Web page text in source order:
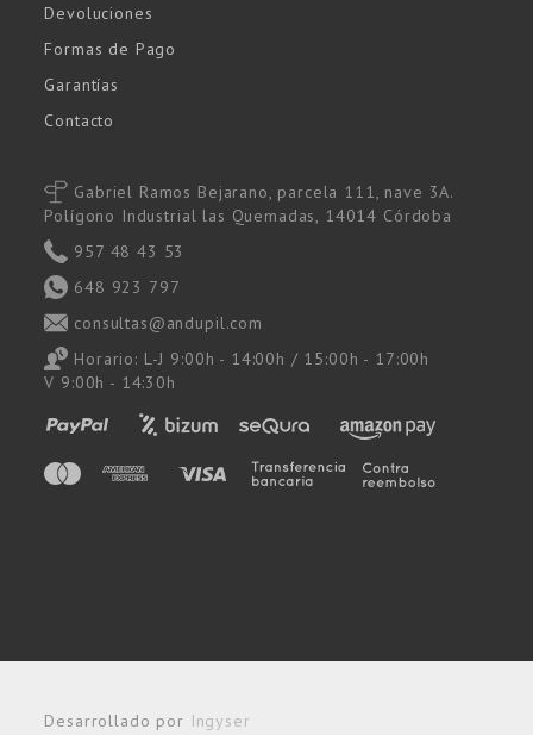
Devoluciones
Formas de Pago
Garantías
Contacto
Gabriel Ramos Bejarano, parcela 111, nave 3A.
Polígono Industrial las Quemadas, 14014 Córdoba
957 48 43 53
648 923 797
consultas@andupil.com
Horario: L-J 9:00h - 14:00h / 15:00h - 17:00h
V 9:00h - 14:30h
Desarrollado por Ingyser